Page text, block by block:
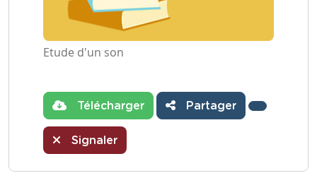
Etude d'un son
Télécharger Partager
Signaler